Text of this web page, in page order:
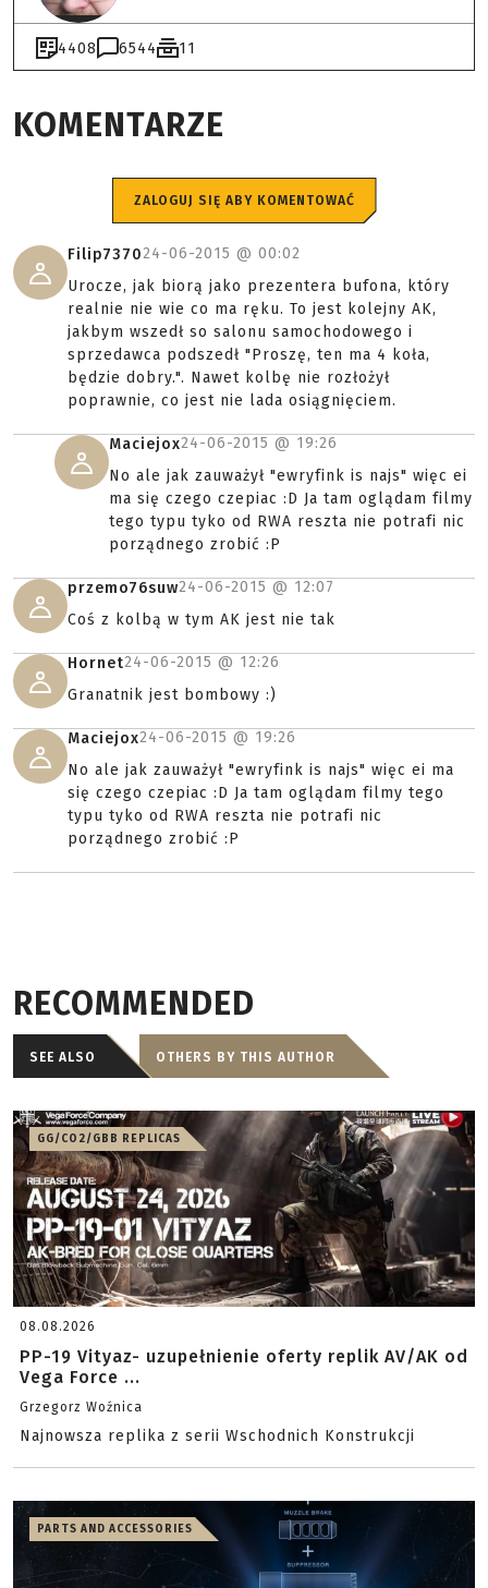
4408 6544 11
KOMENTARZE
ZALOGUJ SIĘ ABY KOMENTOWAĆ
Filip737024-06-2015 @ 00:02
Urocze, jak biorą jako prezentera bufona, który
realnie nie wie co ma ręku. To jest kolejny AK,
jakbym wszedł so salonu samochodowego i
sprzedawca podszedł "Proszę, ten ma 4 koła,
będzie dobry.". Nawet kolbę nie rozłożył
poprawnie, co jest nie lada osiągnięciem.
Maciejox24-06-2015 @ 19:26
No ale jak zauważył "ewryfink is najs" więc ei
ma się czego czepiac :D Ja tam oglądam filmy
tego typu tyko od RWA reszta nie potrafi nic
porządnego zrobić :P
przemo76suw24-06-2015 @ 12:07
Coś z kolbą w tym AK jest nie tak
Hornet24-06-2015 @ 12:26
Granatnik jest bombowy :)
Maciejox24-06-2015 @ 19:26
No ale jak zauważył "ewryfink is najs" więc ei ma
się czego czepiac :D Ja tam oglądam filmy tego
typu tyko od RWA reszta nie potrafi nic
porządnego zrobić :P
RECOMMENDED
SEE ALSO OTHERS BY THIS AUTHOR
GG/CO2/GBB REPLICAS
08.08.2026
PP-19 Vityaz- uzupełnienie oferty replik AV/AK od
Vega Force ...
Grzegorz Woźnica
Najnowsza replika z serii Wschodnich Konstrukcji
PARTS AND ACCESSORIES